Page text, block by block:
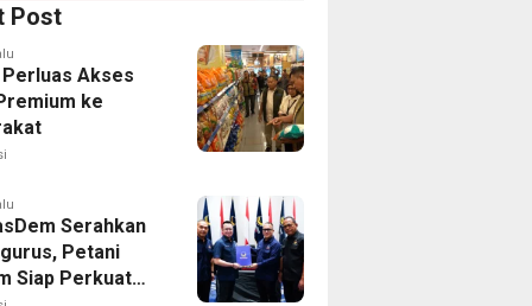
Post
Perluas Akses
ke
Serahkan
Petani
Siap Perkuat